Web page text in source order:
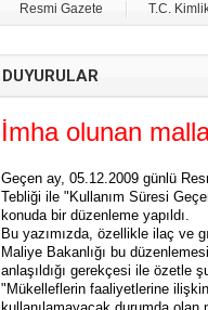
Resmi Gazete T.C.
DUYURULAR
İmha olunan
Geçen ay, 05.12.2009 günlü
Tebliği ile "Kullanım Süresi
konuda bir düzenleme yapıldı.
Bu yazımızda, özellikle ilaç ve
Maliye Bakanlığı bu
anlaşıldığı gerekçesi ile özetle
"Mükelleflerin faaliyetlerine